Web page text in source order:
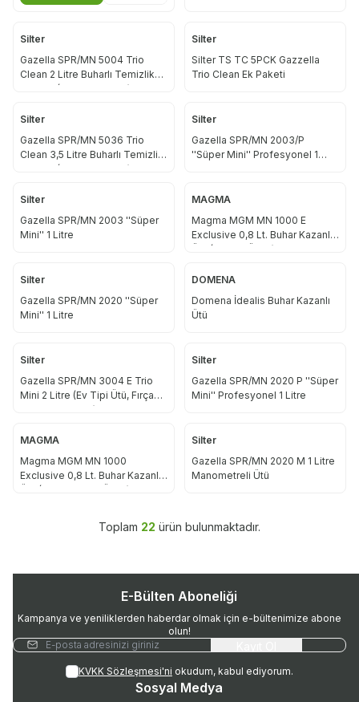
Silter
Gazella SPR/MN 5004 Trio
Clean 2 Litre Buharlı Temizlik
Robotu (Aparatlar Dahil)
Silter
Silter TS TC 5PCK Gazzella
Trio Clean Ek Paketi
Silter
Gazella SPR/MN 5036 Trio
Clean 3,5 Litre Buharlı Temizlik
Robotu (Aparatlar Dahil)
Silter
Gazella SPR/MN 2003/P
''Süper Mini'' Profesyonel 1
Silter
Gazella SPR/MN 2003 ''Süper
Mini'' 1 Litre
MAGMA
Magma MGM MN 1000 E
Exclusive 0,8 Lt. Buhar Kazanlı
Ütü (Ev Tipi Ütülü)
Silter
Gazella SPR/MN 2020 ''Süper
Mini'' 1 Litre
DOMENA
Domena İdealis Buhar Kazanlı
Ütü
Silter
Gazella SPR/MN 3004 E Trio
Mini 2 Litre (Ev Tipi Ütü, Fırça
ve Pistole Dahil)
Silter
Gazella SPR/MN 2020 P ''Süper
Mini'' Profesyonel 1 Litre
MAGMA
Magma MGM MN 1000
Exclusive 0,8 Lt. Buhar Kazanlı
Ütü (Profesyonel Ütülü)
Silter
Gazella SPR/MN 2020 M 1 Litre
Manometreli Ütü
Toplam 22 ürün bulunmaktadır.
E-Bülten Aboneliği
Kampanya ve yeniliklerden haberdar olmak için e-bültenimize abone
olun!
KVKK Sözleşmesi'ni okudum, kabul ediyorum.
Sosyal Medya